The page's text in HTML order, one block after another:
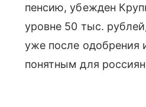
пенсию, убежден
уровне 50 тыс.
уже после одобрения
понятным для